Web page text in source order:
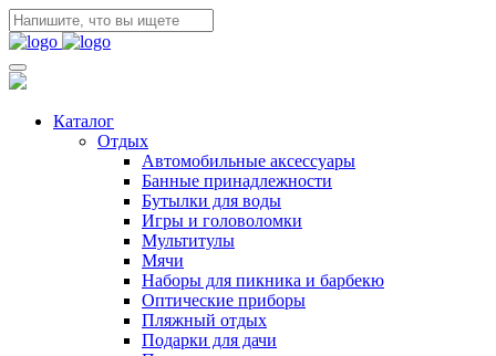
Каталог
Отдых
Автомобильные аксессуары
Банные принадлежности
Бутылки для воды
Игры и головоломки
Мультитулы
Мячи
Наборы для пикника и барбекю
Оптические приборы
Пляжный отдых
Подарки для дачи